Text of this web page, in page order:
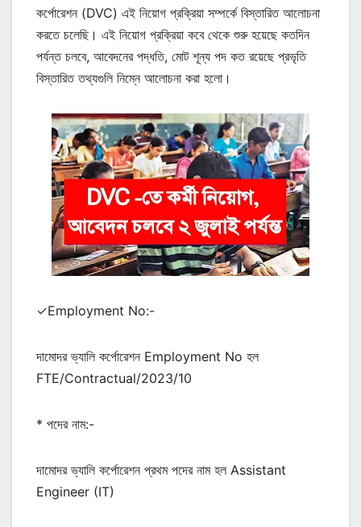
কর্পোরেশন (DVC) এই নিয়োগ প্রক্রিয়া সম্পর্কে বিস্তারিত আলোচনা
করতে চলেছি। এই নিয়োগ প্রক্রিয়া কবে থেকে শুরু হয়েছে কতদিন
পর্যন্ত চলবে, আবেদনের পদ্ধতি, মোট শূন্য পদ কত রয়েছে প্রভৃতি
বিস্তারিত তথ্যগুলি নিম্নে আলোচনা করা হলো।
✓Employment No:-
দামোদর ভ্যালি কর্পোরেশন Employment No হল
FTE/Contractual/2023/10
* পদের নাম:-
দামোদর ভ্যালি কর্পোরেশন প্রথম পদের নাম হল Assistant
Engineer (IT)